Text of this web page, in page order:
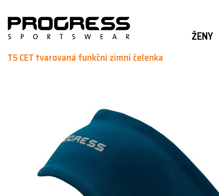
ŽENY
TS CET tvarovaná funkční zimní čelenka